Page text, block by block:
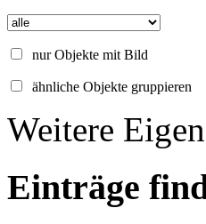
nur Objekte mit Bild
ähnliche Objekte gruppieren
Weitere
Einträge